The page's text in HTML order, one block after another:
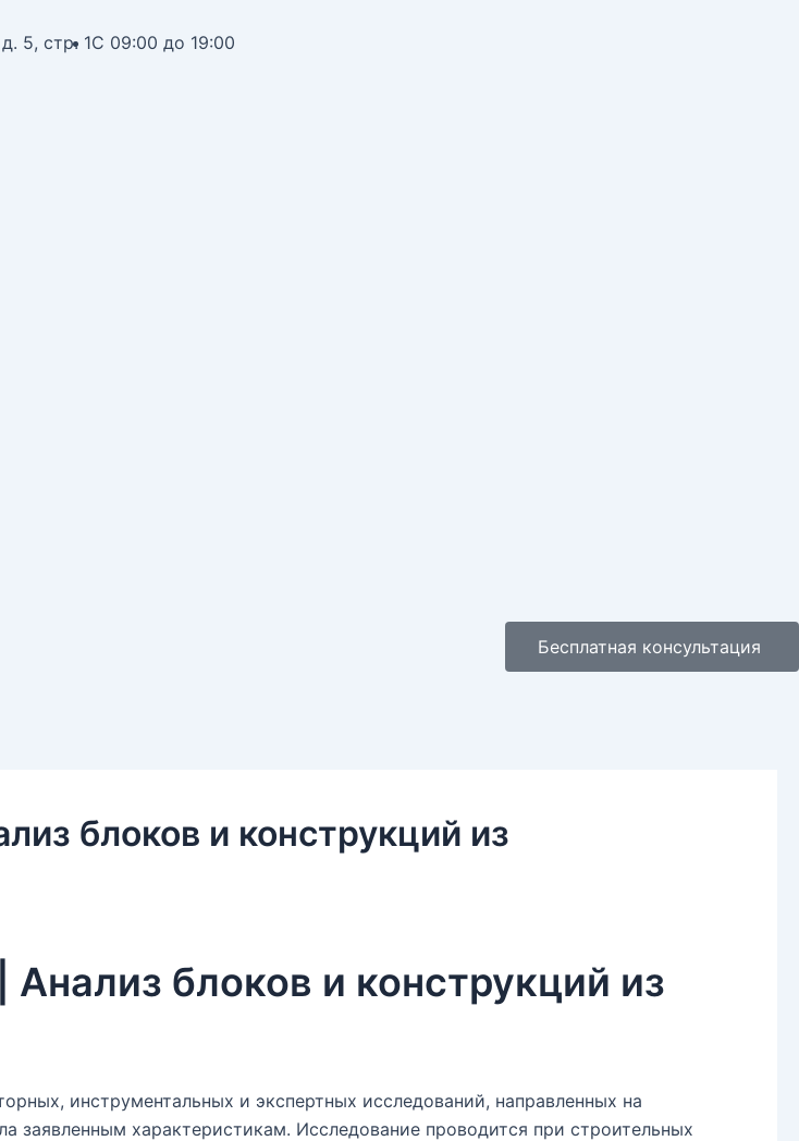
5, стр. 1С 09:00 до 19:00
Бесплатная консультация
блоков и конструкций из
блоков и конструкций из
инструментальных и экспертных исследований, направленных на
заявленным характеристикам. Исследование проводится при строительных